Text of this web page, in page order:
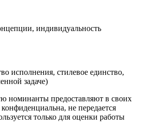
индивидуальность
исполнения, стилевое единство,
задаче)
номинанты предоставляют в своих
не передается
только для оценки работы